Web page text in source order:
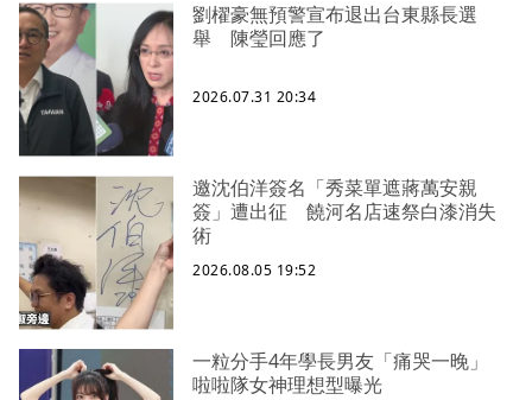
劉櫂豪無預警宣布退出台東縣長選
舉 陳瑩回應了
2026.07.31 20:34
邀沈伯洋簽名「秀菜單遮蔣萬安親
簽」遭出征 饒河名店速祭白漆消失
術
2026.08.05 19:52
一粒分手4年學長男友「痛哭一晚」
啦啦隊女神理想型曝光